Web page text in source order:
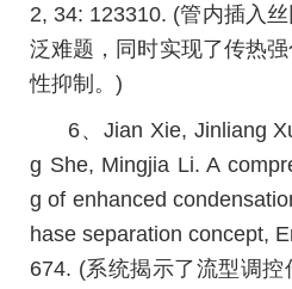
2, 34: 123310. (管内插入
泛难题，同时实现了传热
性抑制。)
6、Jian Xie, Jinliang
g She, Mingjia Li. A
g of enhanced
hase separation concept,
674. (系统揭示了流型调